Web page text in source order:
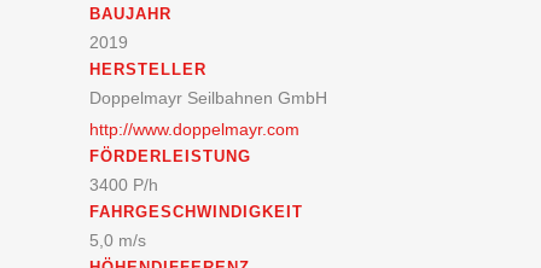
BAUJAHR
2019
HERSTELLER
Doppelmayr Seilbahnen GmbH
http://www.doppelmayr.com
FÖRDERLEISTUNG
3400 P/h
FAHRGESCHWINDIGKEIT
5,0 m/s